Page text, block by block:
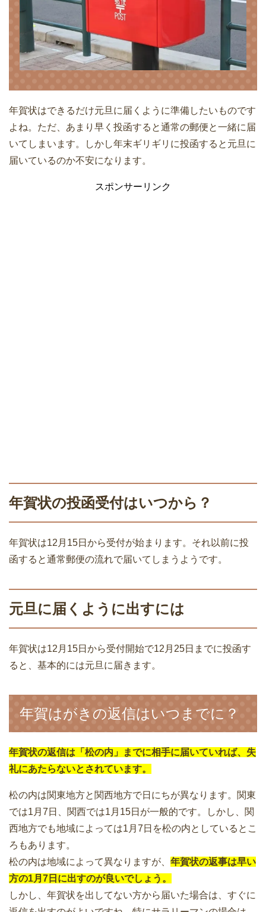
年賀状はできるだけ元旦に届くように準備したいものです
よね。ただ、あまり早く投函すると通常の郵便と一緒に届
いてしまいます。しかし年末ギリギリに投函すると元旦に
届いているのか不安になります。
スポンサーリンク
年賀状の投函受付はいつから？
年賀状は12月15日から受付が始まります。それ以前に投
函すると通常郵便の流れで届いてしまうようです。
元旦に届くように出すには
年賀状は12月15日から受付開始で12月25日までに投函す
ると、基本的には元旦に届きます。
年賀はがきの返信はいつまでに？
年賀状の返信は「松の内」までに相手に届いていれば、失
礼にあたらないとされています。
松の内は関東地方と関西地方で日にちが異なります。関東
では1月7日、関西では1月15日が一般的です。しかし、関
西地方でも地域によっては1月7日を松の内としているとこ
ろもあります。
松の内は地域によって異なりますが、 年賀状の返事は早い
方の1月7日に出すのが良いでしょう。
しかし、年賀状を出してない方から届いた場合は、すぐに